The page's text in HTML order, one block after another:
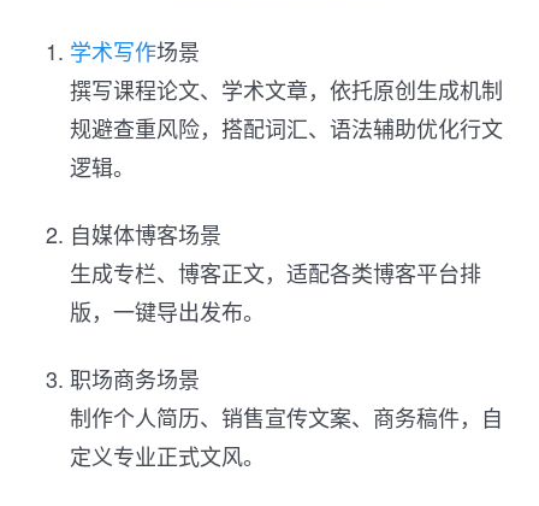
学术写作场景
撰写课程论文、学术文章，依托原创生成机制
规避查重风险，搭配词汇、语法辅助优化行文
逻辑。
自媒体博客场景
生成专栏、博客正文，适配各类博客平台排
版，一键导出发布。
职场商务场景
制作个人简历、销售宣传文案、商务稿件，自
定义专业正式文风。